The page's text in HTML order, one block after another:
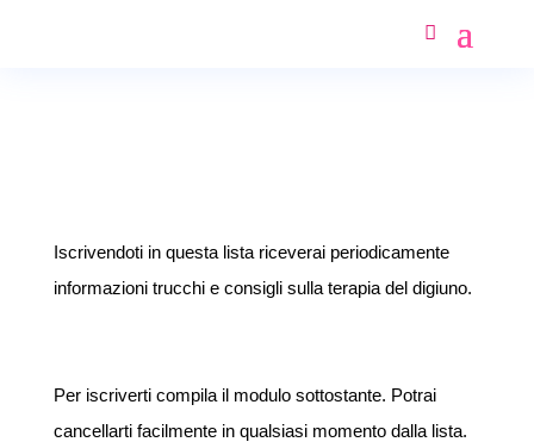
Iscrivendoti in questa lista riceverai periodicamente
informazioni trucchi e consigli sulla terapia del digiuno.
Per iscriverti compila il modulo sottostante. Potrai
cancellarti facilmente in qualsiasi momento dalla lista.